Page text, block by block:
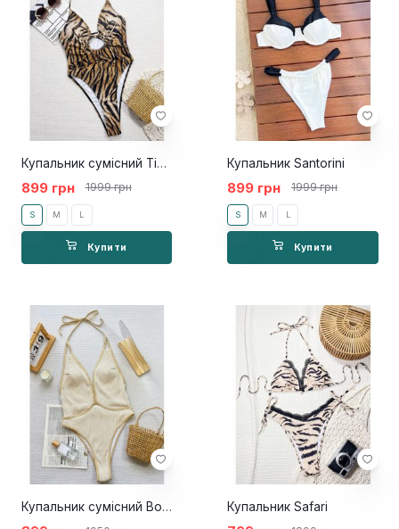
Купальник сумісний Tiger
899 грн 1999 грн
S M L
Купити
Купальник Santorini
899 грн 1999 грн
S M L
Купити
Купальник сумісний Bogena Купальник Safari